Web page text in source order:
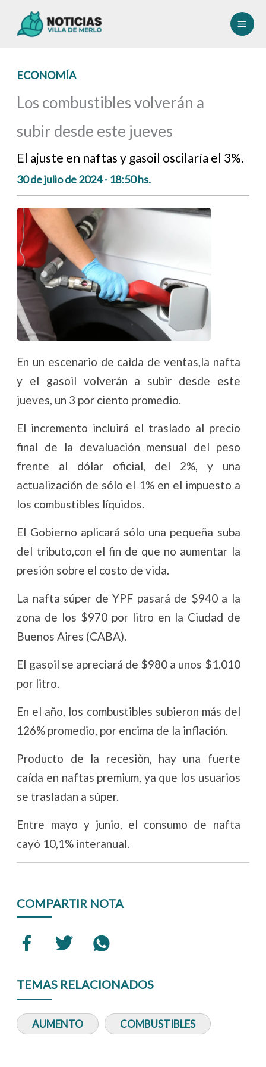
ECONOMÍA
Los combustibles volverán a
subir desde este jueves
El ajuste en naftas y gasoil oscilaría el 3%.
30 de julio de 2024 - 18:50 hs.
En un escenario de caìda de ventas,la nafta
y el gasoil volverán a subir desde este
jueves, un 3 por ciento promedio.
El incremento incluirá el traslado al precio
final de la devaluación mensual del peso
frente al dólar oficial, del 2%, y una
actualización de sólo el 1% en el impuesto a
los combustibles líquidos.
El Gobierno aplicará sólo una pequeña suba
del tributo,con el fin de que no aumentar la
presión sobre el costo de vida.
La nafta súper de YPF pasará de $940 a la
zona de los $970 por litro en la Ciudad de
Buenos Aires (CABA).
El gasoil se apreciará de $980 a unos $1.010
por litro.
En el año, los combustibles subieron más del
126% promedio, por encima de la inflación.
Producto de la recesiòn, hay una fuerte
caída en naftas premium, ya que los usuarios
se trasladan a súper.
Entre mayo y junio, el consumo de nafta
cayó 10,1% interanual.
COMPARTIR NOTA
TEMAS RELACIONADOS
AUMENTO COMBUSTIBLES